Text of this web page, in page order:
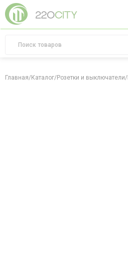
Главная/Каталог/Розетки и выключатели/